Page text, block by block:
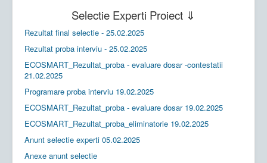
Selectie Experti Proiect ⇓
Rezultat final selectie - 25.02.2025
Rezultat proba interviu - 25.02.2025
ECOSMART_Rezultat_proba - evaluare dosar -contestatii
21.02.2025
Programare proba interviu 19.02.2025
ECOSMART_Rezultat_proba - evaluare dosar 19.02.2025
ECOSMART_Rezultat_proba_eliminatorie 19.02.2025
Anunt selectie experti 05.02.2025
Anexe anunt selectie